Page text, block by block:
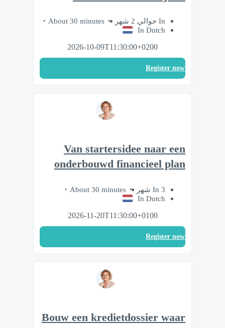
In حوالي 2 شهر
About 30 minutes
In Dutch
2026-10-09T11:30:00+0200
Register now
Van startersidee naar een
onderbouwd financieel plan
In 3 شهر
About 30 minutes
In Dutch
2026-11-20T11:30:00+0100
Register now
Bouw een kredietdossier waar